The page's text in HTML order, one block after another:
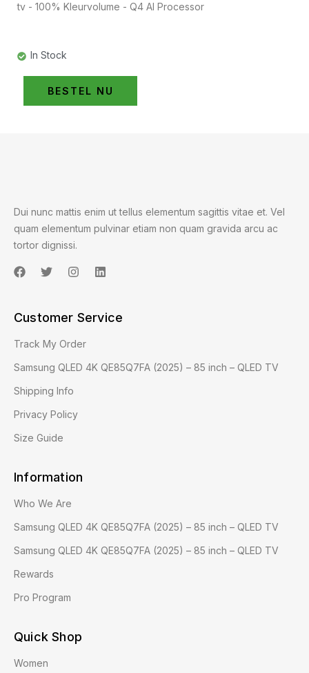
tv - 100% Kleurvolume - Q4 AI Processor
In Stock
BESTEL NU
Dui nunc mattis enim ut tellus elementum sagittis vitae et. Vel
quam elementum pulvinar etiam non quam gravida arcu ac
tortor dignissi.
Customer Service
Track My Order
Samsung QLED 4K QE85Q7FA (2025) – 85 inch – QLED TV
Shipping Info
Privacy Policy
Size Guide
Information
Who We Are
Samsung QLED 4K QE85Q7FA (2025) – 85 inch – QLED TV
Samsung QLED 4K QE85Q7FA (2025) – 85 inch – QLED TV
Rewards
Pro Program
Quick Shop
Women